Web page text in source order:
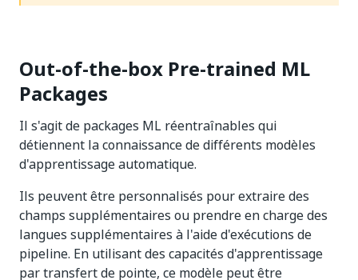
Out-of-the-box Pre-trained ML
Packages
Il s'agit de packages ML réentraînables qui
détiennent la connaissance de différents modèles
d'apprentissage automatique.
Ils peuvent être personnalisés pour extraire des
champs supplémentaires ou prendre en charge des
langues supplémentaires à l'aide d'exécutions de
pipeline. En utilisant des capacités d'apprentissage
par transfert de pointe, ce modèle peut être